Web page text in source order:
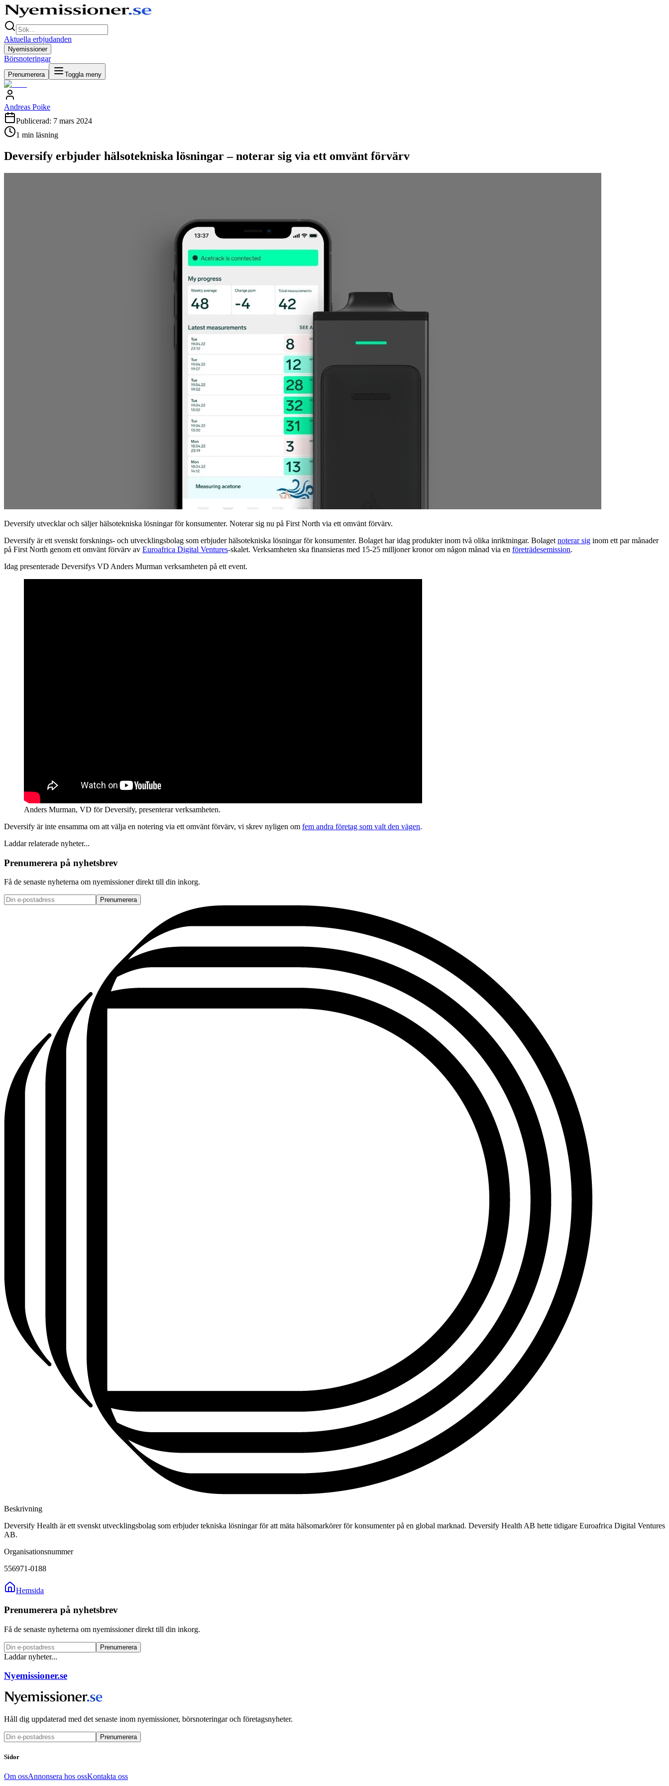
Aktuella erbjudanden
Nyemissioner
Börsnoteringar
Prenumerera Toggla meny
Andreas Poike
Publicerad: 7 mars 2024
1 min läsning
Deversify erbjuder hälsotekniska lösningar – noterar sig via ett omvänt förvärv
Deversify utvecklar och säljer hälsotekniska lösningar för konsumenter. Noterar sig nu på First North via ett omvänt förvärv.
Deversify är ett svenskt forsknings- och utvecklingsbolag som erbjuder hälsotekniska lösningar för konsumenter. Bolaget har idag produkter inom två olika inriktningar. Bolaget noterar sig inom ett par månader
på First North genom ett omvänt förvärv av Euroafrica Digital Ventures-skalet. Verksamheten ska finansieras med 15-25 milljoner kronor om någon månad via en företrädesemission.
Idag presenterade Deversifys VD Anders Murman verksamheten på ett event.
Anders Murman, VD för Deversify, presenterar verksamheten.
Deversify är inte ensamma om att välja en notering via ett omvänt förvärv, vi skrev nyligen om fem andra företag som valt den vägen.
Laddar relaterade nyheter...
Prenumerera på nyhetsbrev
Få de senaste nyheterna om nyemissioner direkt till din inkorg.
Prenumerera
Beskrivning
Deversify Health är ett svenskt utvecklingsbolag som erbjuder tekniska lösningar för att mäta hälsomarkörer för konsumenter på en global marknad. Deversify Health AB hette tidigare Euroafrica Digital Ventures
AB.
Organisationsnummer
556971-0188
Hemsida
Prenumerera på nyhetsbrev
Få de senaste nyheterna om nyemissioner direkt till din inkorg.
Prenumerera
Laddar nyheter...
Nyemissioner.se
Håll dig uppdaterad med det senaste inom nyemissioner, börsnoteringar och företagsnyheter.
Prenumerera
Sidor
Om ossAnnonsera hos ossKontakta oss